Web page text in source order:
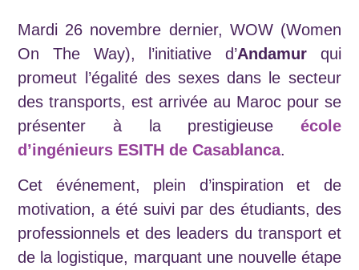
Mardi 26 novembre dernier, WOW (Women
On The Way), l’initiative d’Andamurqui
promeut l’égalité des sexes dans le secteur
des transports, est arrivée au Maroc pour se
présenter à la prestigieuse école
d’ingénieurs ESITH de Casablanca.
Cet événement, plein d’inspiration et de
motivation, a été suivi par des étudiants, des
professionnels et des leaders du transport et
de la logistique, marquant une nouvelle étape